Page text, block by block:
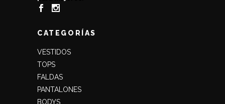
CATEGORÍAS
VESTIDOS
TOPS
FALDAS
PANTALONES
BODYS